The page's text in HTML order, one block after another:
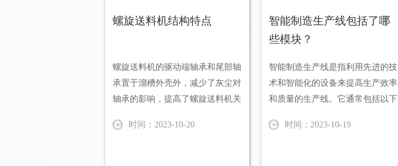
螺旋送料机结构特点
螺旋送料机的驱动端轴承和尾部轴
承置于溜槽外壳外，减少了灰尘对
轴承的影响，提高了螺旋送料机关
的...
时间：2023-10-20
智能制造生产线包括了哪
些模块？
智能制造生产线是指利用先进的技
术和智能化的设备来提高生产效率
和质量的生产线。它通常包括以下
时间：2023-10-19